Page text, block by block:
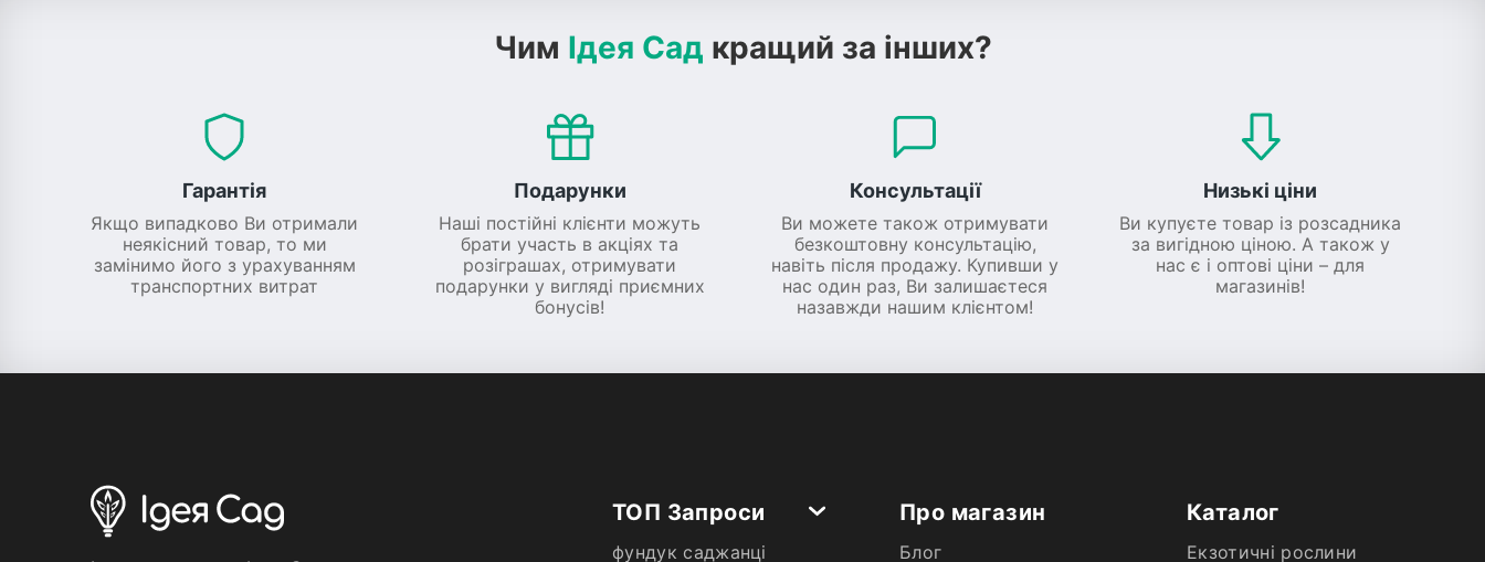
Чим Ідея Сад кращий за інших?
Гарантія
Якщо випадково Ви отримали
неякісний товар, то ми
замінимо його з урахуванням
транспортних витрат
Подарунки
Наші постійні клієнти можуть
брати участь в акціях та
розіграшах, отримувати
подарунки у вигляді приємних
бонусів!
Консультації
Ви можете також отримувати
безкоштовну консультацію,
навіть після продажу. Купивши у
нас один раз, Ви залишаєтеся
назавжди нашим клієнтом!
Низькі ціни
Ви купуєте товар із розсадника
за вигідною ціною. А також у
нас є і оптові ціни – для
магазинів!
ТОП Запроси
фундук саджанці
Про магазин
Блог
Каталог
Екзотичні рослини